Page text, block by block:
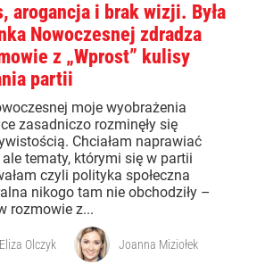
arogancja i brak wizji. Była
Nowoczesnej zdradza
z „Wprost” kulisy
partii
moje wyobrażenia
zasadniczo rozminęły się
Chciałam naprawiać
ale tematy, którymi się w partii
czyli polityka społeczna
nikogo tam nie obchodziły –
rozmowie z...
Eliza Olczyk Joanna Miziołek